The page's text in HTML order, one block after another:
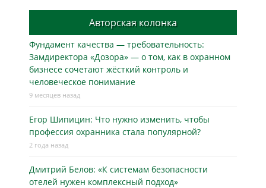
Авторская колонка
Фундамент качества — требовательность:
Замдиректора «Дозора» — о том, как в охранном
бизнесe сочетают жёсткий контроль и
человеческое понимание
9 месяцев назад
Егор Шипицин: Что нужно изменить, чтобы
профессия охранника стала популярной?
2 года назад
Дмитрий Белов: «К системам безопасности
отелей нужен комплексный подход»